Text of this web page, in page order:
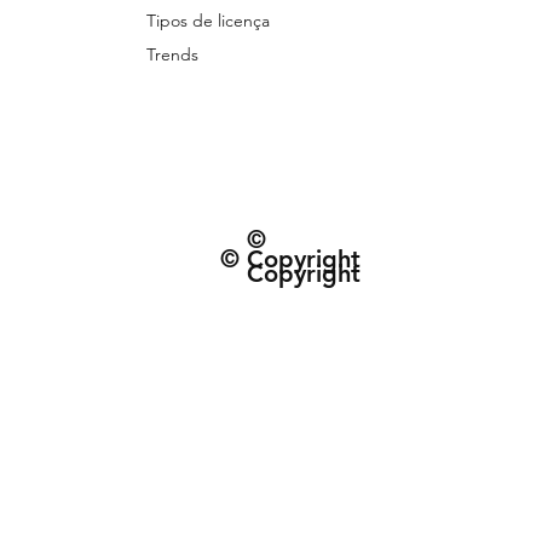
Tipos de licença
Trends
©
Copyright
© Copyright